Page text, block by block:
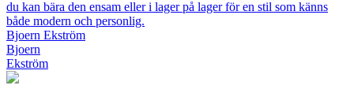
du kan bära den ensam eller i lager på lager för en stil som känns
både modern och personlig.
Bjoern Ekström
Bjoern
Ekström